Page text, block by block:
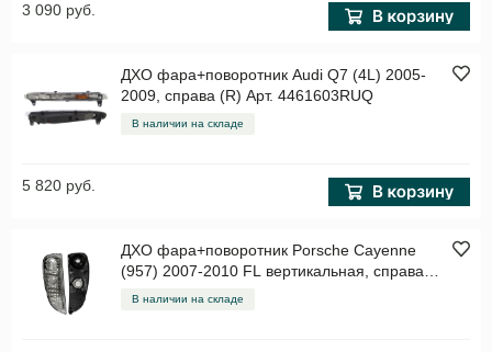
3 090 руб.
ДХО фара+поворотник Audi Q7 (4L) 2005-
2009, справа (R) Арт. 4461603RUQ
В наличии на складе
5 820 руб.
ДХО фара+поворотник Porsche Cayenne
(957) 2007-2010 FL вертикальная, справа
(R) Арт. ST44820P2R
В наличии на складе